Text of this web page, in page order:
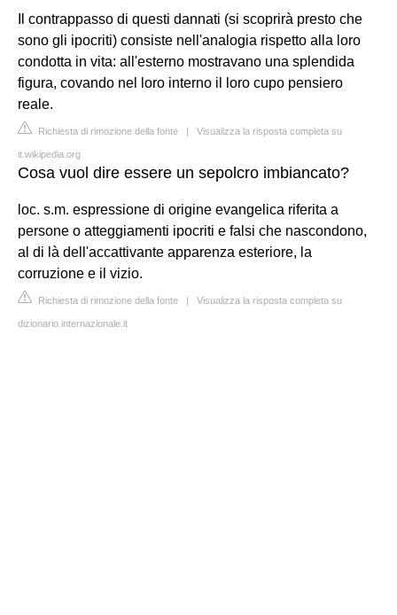
Il contrappasso di questi dannati (si scoprirà presto che
sono gli ipocriti) consiste nell'analogia rispetto alla loro
condotta in vita: all'esterno mostravano una splendida
figura, covando nel loro interno il loro cupo pensiero
reale.
Richiesta di rimozione della fonte | Visualizza la risposta completa su
it.wikipedia.org
Cosa vuol dire essere un sepolcro imbiancato?
loc. s.m. espressione di origine evangelica riferita a
persone o atteggiamenti ipocriti e falsi che nascondono,
al di là dell'accattivante apparenza esteriore, la
corruzione e il vizio.
Richiesta di rimozione della fonte | Visualizza la risposta completa su
dizionario.internazionale.it